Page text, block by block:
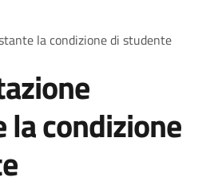
la condizione di studente
condizione